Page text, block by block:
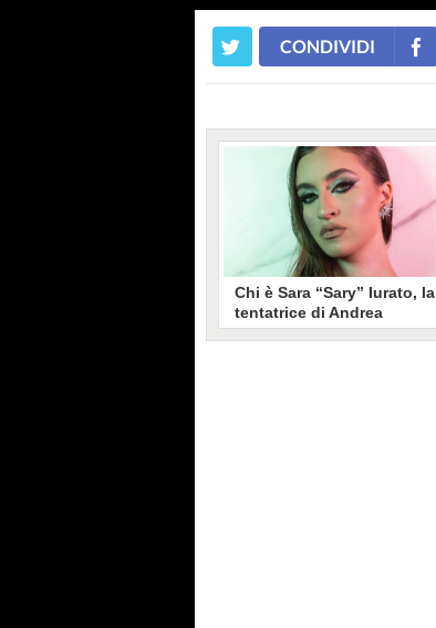
CONDIVIDI
Chi è Sara “Sary” Iurato, la
tentatrice di Andrea
Petraroli a Temptation